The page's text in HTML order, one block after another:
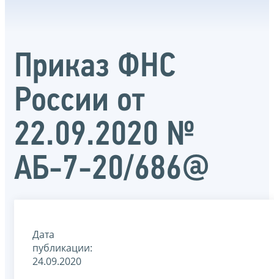
Приказ ФНС
России от
22.09.2020 №
АБ-7-20/686@
Дата
публикации:
24.09.2020